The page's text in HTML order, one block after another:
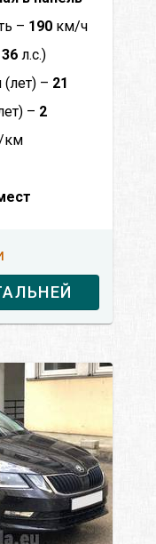
– 190 км/ч
л.с.)
(лет) – 21
– 2
км